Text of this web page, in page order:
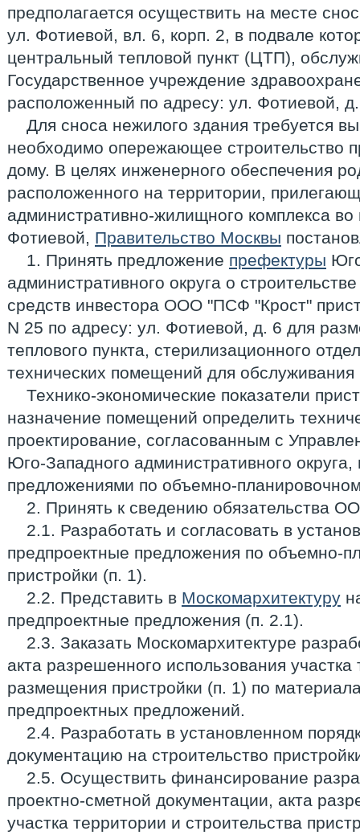
предполагается осуществить на месте
ул. Фотиевой, вл. 6, корп. 2, в подвале
центральный тепловой пункт (ЦТП),
Государственное учреждение
расположенный по адресу: ул. Фотиевой,
Для сноса нежилого здания требуется
необходимо опережающее строительство
дому. В целях инженерного обеспечения
расположенного на территории,
административно-жилищного комплекса
Фотиевой, Правительство Москвы
1. Принять предложение префектуры
административного округа о
средств инвестора ООО "ПСФ "Крост"
N 25 по адресу: ул. Фотиевой, д. 6 для
теплового пункта, стерилизационного
технических помещений для
Технико-экономические показатели
назначение помещений определить
проектирование, согласованным с
Юго-Западного административного
предложениями по объемно-
2. Принять к сведению обязательства
2.1. Разработать и согласовать в
предпроектные предложения по объемно-
пристройки (п. 1).
2.2. Представить в Москомархитектуру
предпроектные предложения (п. 2.1).
2.3. Заказать Москомархитектуре
акта разрешенного использования участка
размещения пристройки (п. 1) по
предпроектных предложений.
2.4. Разработать в установленном
документацию на строительство
2.5. Осуществить финансирование
проектно-сметной документации, акта
участка территории и строительства